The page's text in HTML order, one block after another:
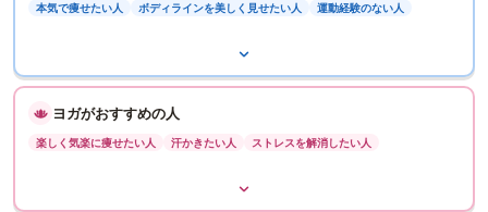
本気で痩せたい人 ボディラインを美しく見せたい人 運動経験のない人
ヨガがおすすめの人
楽しく気楽に痩せたい人 汗かきたい人 ストレスを解消したい人